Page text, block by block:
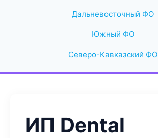
Дальневосточный ФО
Южный ФО
Северо-Кавказский ФО
ИП Dental